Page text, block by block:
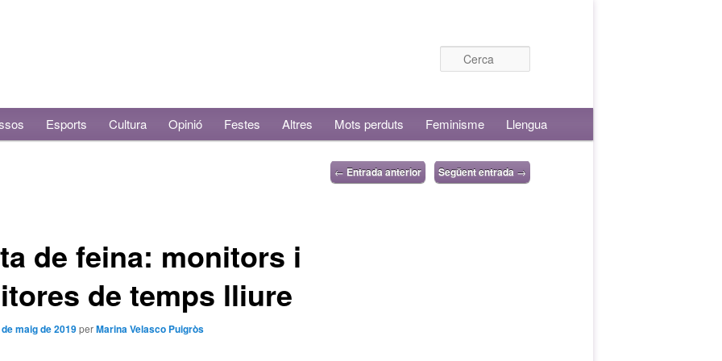
Esports Cultura Opinió Festes Altres Mots perduts Feminisme Llengua
← Entrada anterior Següent entrada →
de feina: monitors i
de temps lliure
maig de 2019perMarina Velasco Puigròs